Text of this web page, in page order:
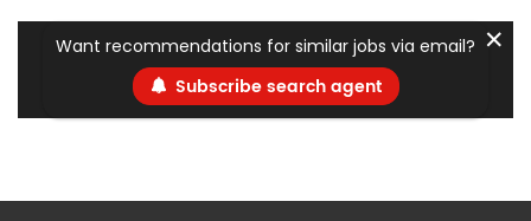
Want recommendations for similar jobs via email?
Subscribe search agent
✕